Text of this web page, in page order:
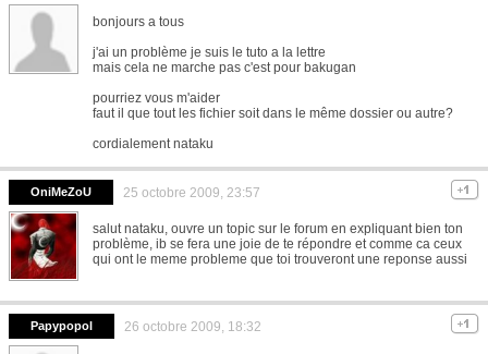
bonjours a tous
j'ai un problème je suis le tuto a la lettre
mais cela ne marche pas c'est pour bakugan
pourriez vous m'aider
faut il que tout les fichier soit dans le même dossier ou autre?
cordialement nataku
OniMeZoU 25 octobre 2009, 23:57
salut nataku, ouvre un topic sur le forum en expliquant bien ton
problème, ib se fera une joie de te répondre et comme ca ceux
qui ont le meme probleme que toi trouveront une reponse aussi
Papypopol 26 octobre 2009, 18:32